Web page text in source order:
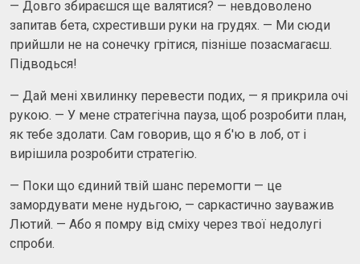
— Довго збираєшся ще валятися? — невдоволено
запитав бета, схрестивши руки на грудях. — Ми сюди
прийшли не на сонечку грітися, пізніше позасмагаєш.
Підводься!
— Дай мені хвилинку перевести подих, — я прикрила очі
рукою. — У мене стратегічна пауза, щоб розробити план,
як тебе здолати. Сам говорив, що я б'ю в лоб, от і
вирішила розробити стратегію.
— Поки що єдиний твій шанс перемогти — це
замордувати мене нудьгою, — саркастично зауважив
Лютий. — Або я помру від сміху через твої недолугі
спроби.